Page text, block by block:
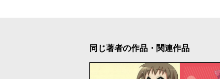
同じ著者の作品・関連作品